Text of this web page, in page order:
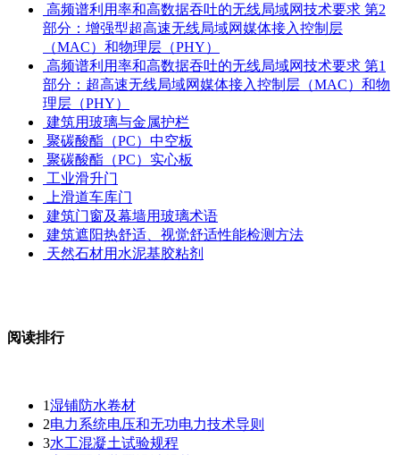
高频谱利用率和高数据吞吐的无线局域网技术要求 第2
部分：增强型超高速无线局域网媒体接入控制层
（MAC）和物理层（PHY）
高频谱利用率和高数据吞吐的无线局域网技术要求 第1
部分：超高速无线局域网媒体接入控制层（MAC）和物
理层（PHY）
建筑用玻璃与金属护栏
聚碳酸酯（PC）中空板
聚碳酸酯（PC）实心板
工业滑升门
上滑道车库门
建筑门窗及幕墙用玻璃术语
建筑遮阳热舒适、视觉舒适性能检测方法
天然石材用水泥基胶粘剂
阅读排行
1湿铺防水卷材
2电力系统电压和无功电力技术导则
3水工混凝土试验规程